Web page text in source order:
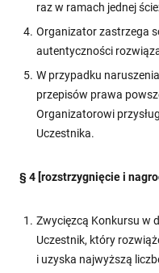
raz w ramach jednej
Organizator zastrzega
autentyczności
W przypadku
przepisów prawa
Organizatorowi
Uczestnika.
§ 4 [rozstrzygnięcie i
Zwycięzcą Konkursu w
Uczestnik, który
i uzyska najwyższą